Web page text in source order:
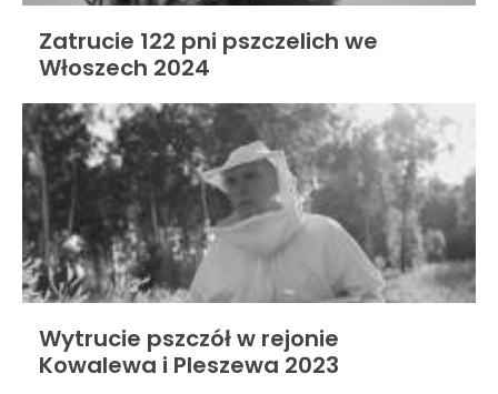
Zatrucie 122 pni pszczelich we
Włoszech 2024
Wytrucie pszczół w rejonie
Kowalewa i Pleszewa 2023